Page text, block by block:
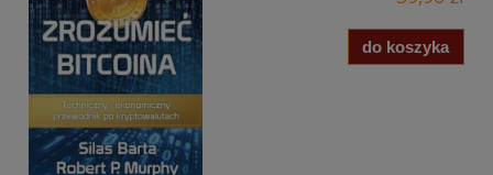
do koszyka